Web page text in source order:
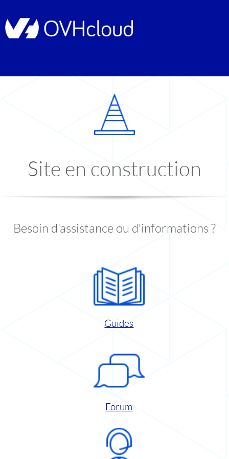
Site en construction
Besoin d'assistance ou d'informations ?
Guides
Forum